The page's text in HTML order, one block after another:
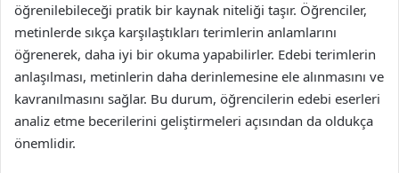
öğrenilebileceği pratik bir kaynak niteliği taşır. Öğrenciler,
metinlerde sıkça karşılaştıkları terimlerin anlamlarını
öğrenerek, daha iyi bir okuma yapabilirler. Edebi terimlerin
anlaşılması, metinlerin daha derinlemesine ele alınmasını ve
kavranılmasını sağlar. Bu durum, öğrencilerin edebi eserleri
analiz etme becerilerini geliştirmeleri açısından da oldukça
önemlidir.